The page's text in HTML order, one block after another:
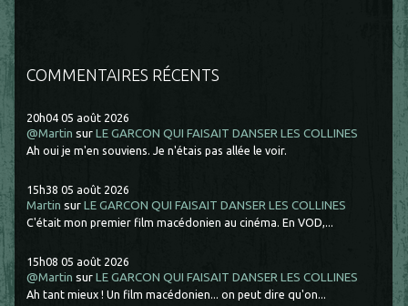
COMMENTAIRES RÉCENTS
20h04 05 août 2026
@Martin surLE GARCON QUI FAISAIT DANSER LES COLLINES
Ah oui je m'en souviens. Je n'étais pas allée le voir.
15h38 05 août 2026
Martin surLE GARCON QUI FAISAIT DANSER LES COLLINES
C'était mon premier film macédonien au cinéma. En VOD,...
15h08 05 août 2026
@Martin surLE GARCON QUI FAISAIT DANSER LES COLLINES
Ah tant mieux ! Un film macédonien... on peut dire qu'on...